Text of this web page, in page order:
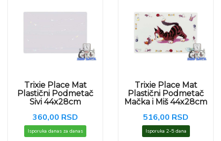
Trixie Place Mat
Plastični Podmetač
Sivi 44x28cm
360,00 RSD
Isporuka danas za danas
Trixie Place Mat
Plastični Podmetač
Mačka i Miš 44x28cm
516,00 RSD
Isporuka 2-5 dana